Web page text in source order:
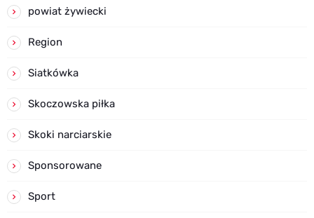
powiat żywiecki
Region
Siatkówka
Skoczowska piłka
Skoki narciarskie
Sponsorowane
Sport